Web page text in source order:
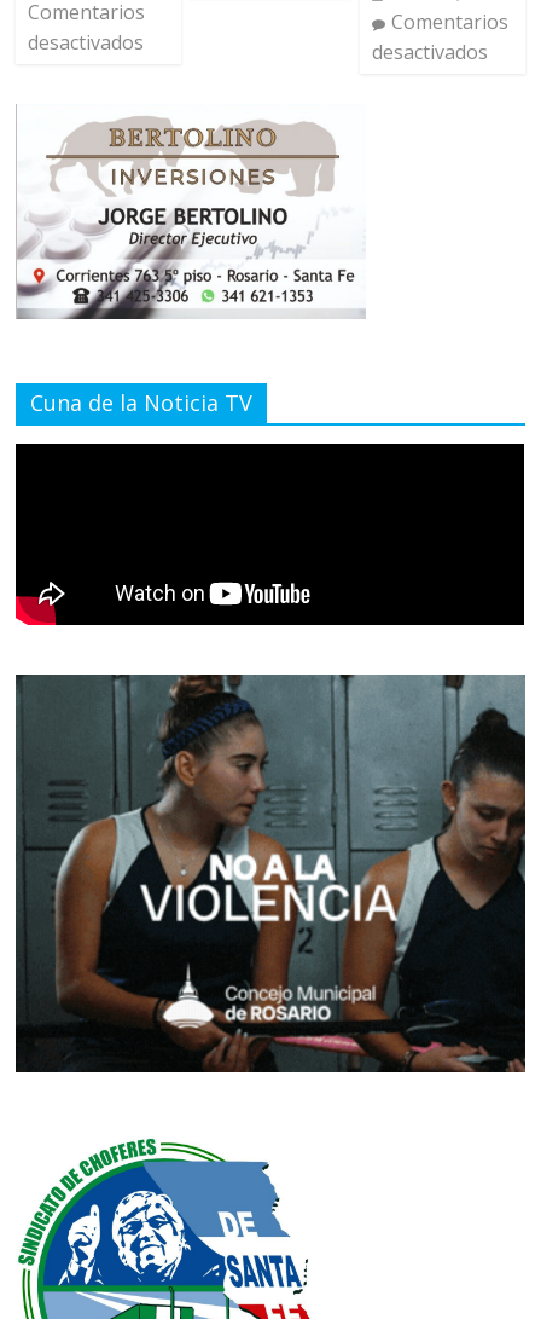
Comentarios
desactivados
Comentarios
desactivados
Cuna de la Noticia TV